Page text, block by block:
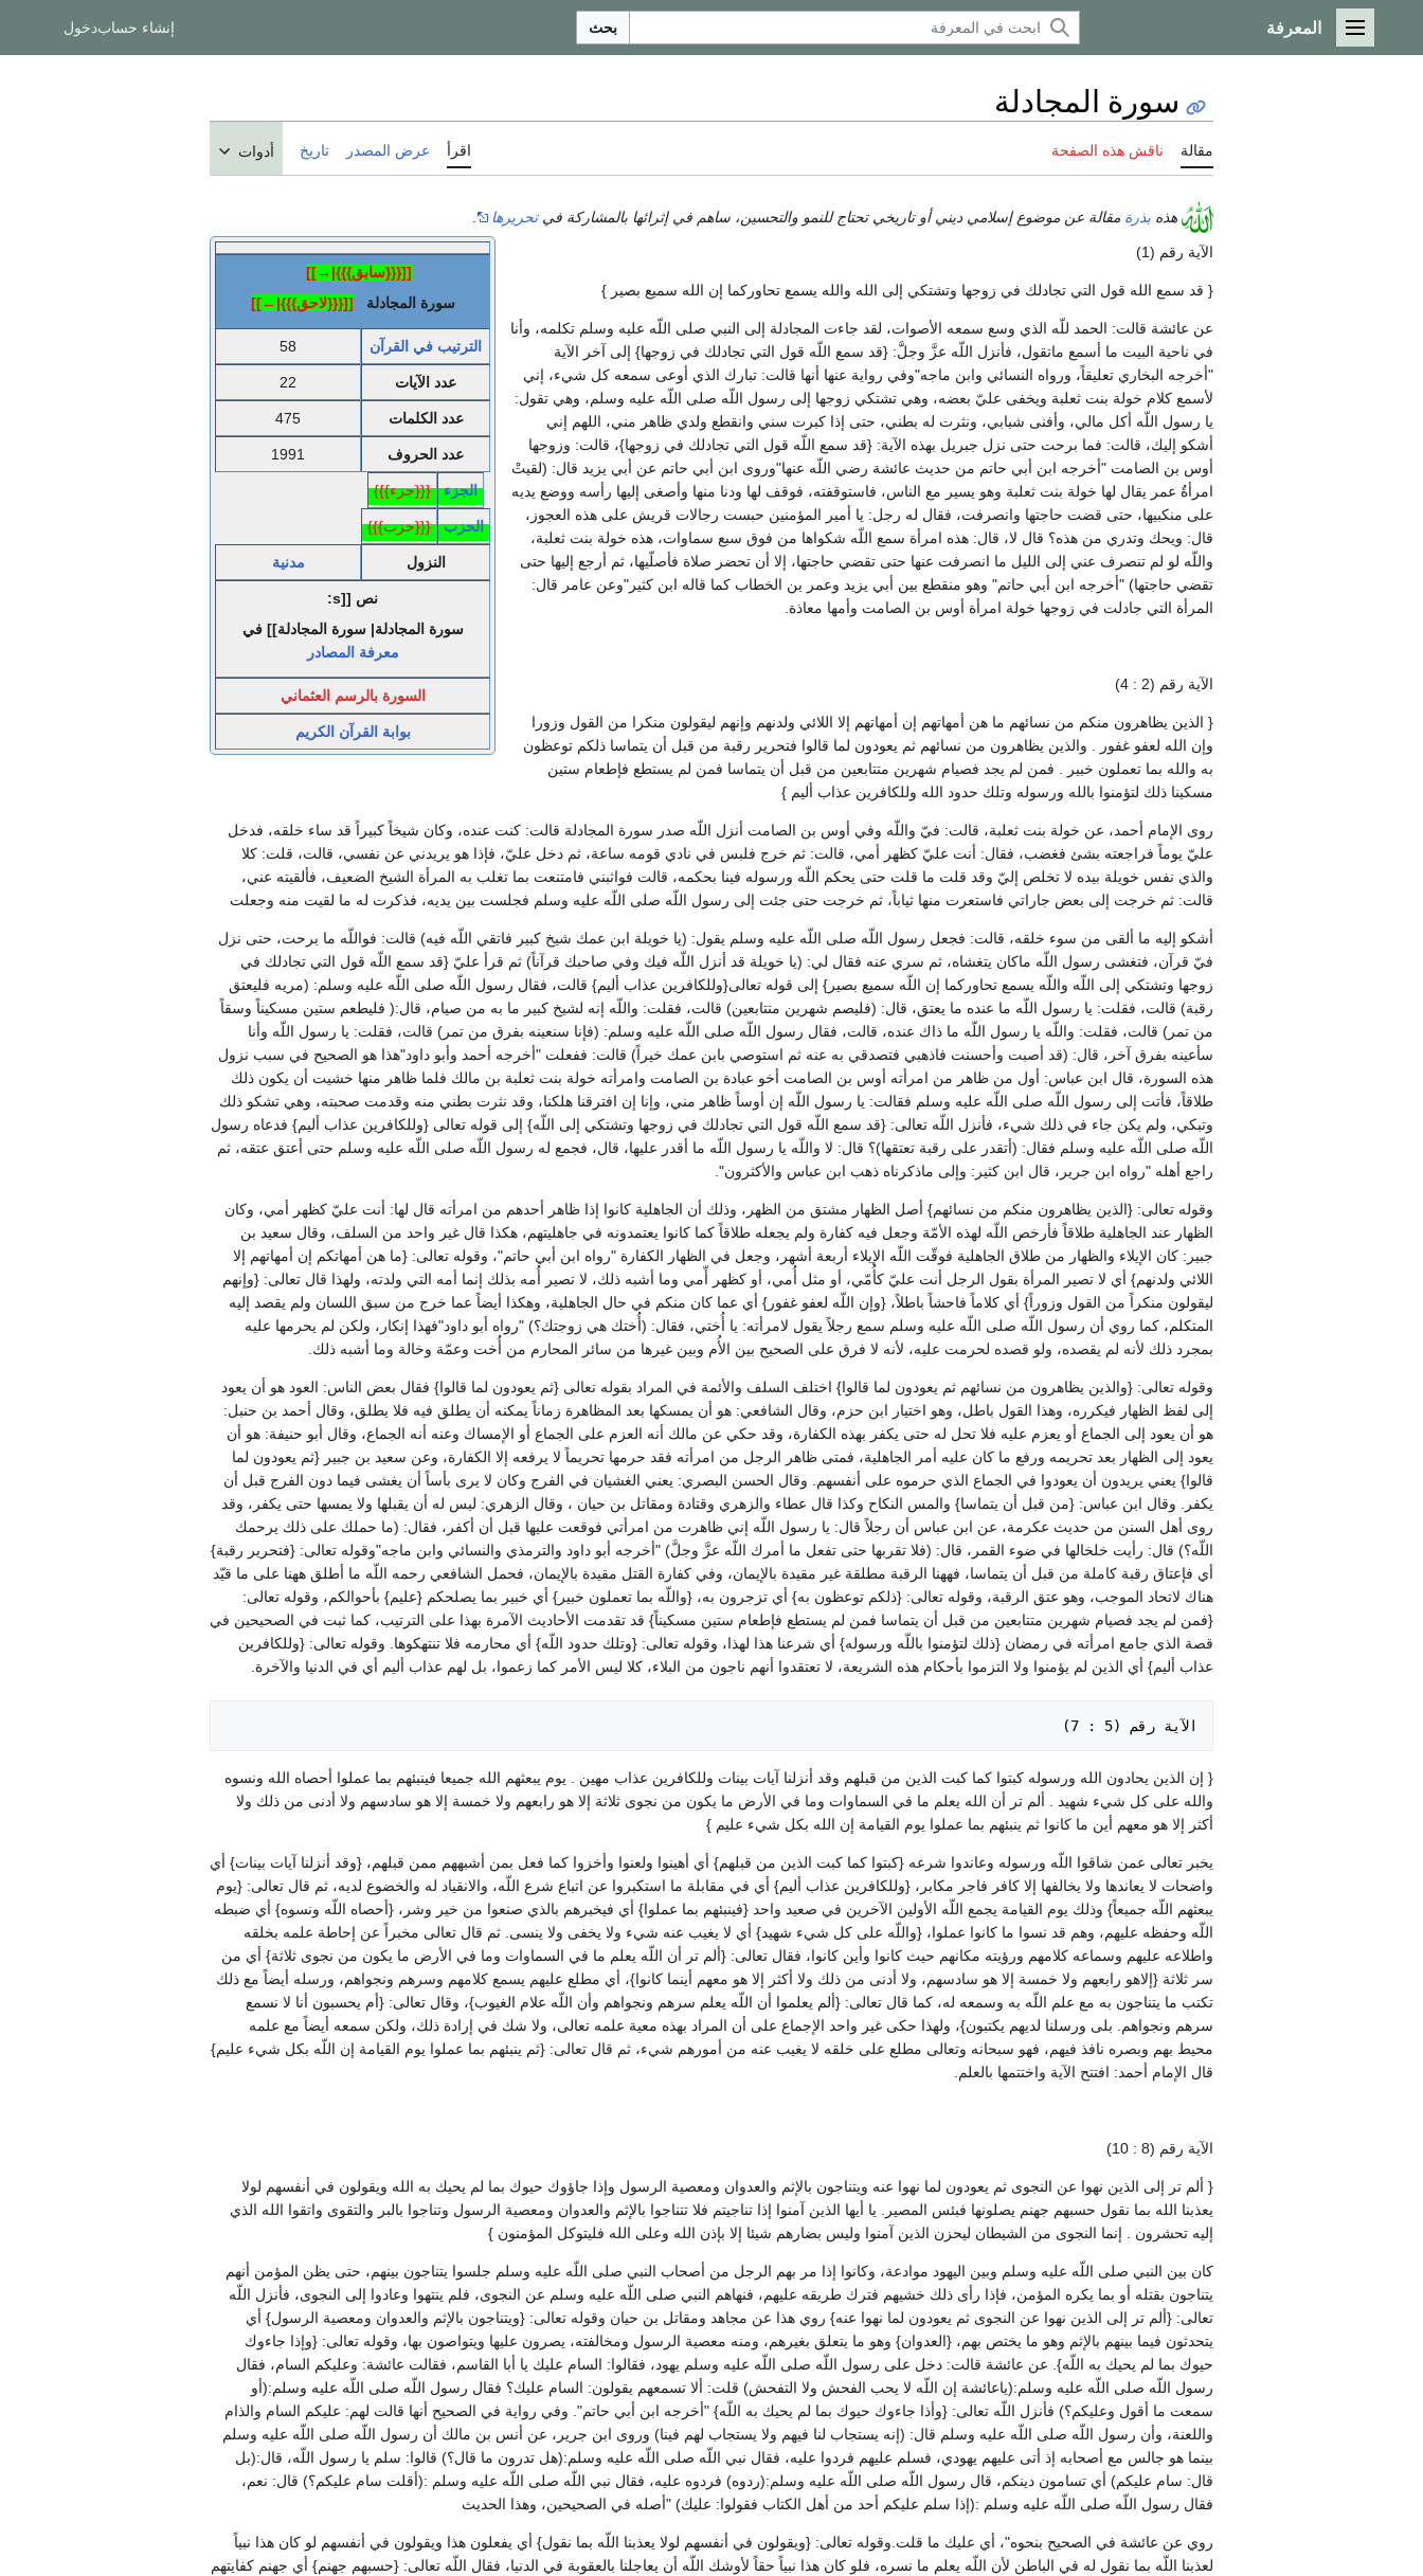
القائمة الرئيسية
المعرفة بحث إنشاء حسابدخول
سورة المجادلة
مقالة ناقش هذه الصفحة اقرأ عرض المصدر تاريخ أدوات
هذه بذرة مقالة عن موضوع إسلامي ديني أو تاريخي تحتاج للنمو والتحسين، ساهم في إثرائها بالمشاركة فيتحريرها
[[{{{سابق}}}|→]]
سورة المجادلة [[{{{لاحق}}}|←]]
الترتيب في القرآن 58
عدد الآيات 22
عدد الكلمات 475
عدد الحروف 1991
الجزء {{{جزء}}}
الحزب {{{حزب}}}
النزول مدنية
نص [[s:
سورة المجادلة| سورة المجادلة]] في
معرفة المصادر
السورة بالرسم العثماني
بوابة القرآن الكريم
الآية رقم ‏(‏1‏)‏
‏{‏ قد سمع الله قول التي تجادلك في زوجها وتشتكي إلى الله والله يسمع تحاوركما إن الله سميع بصير ‏}‏
عن عائشة قالت‏:‏ الحمد للّه الذي وسع سمعه الأصوات، لقد جاءت المجادلة إلى النبي صلى اللّه عليه وسلم تكلمه، وأنا
في ناحية البيت ما أسمع ماتقول، فأنزل اللّه عزَّ وجلَّ‏:‏ ‏{‏قد سمع اللّه قول التي تجادلك في زوجها‏}‏ إلى آخر الآية
‏"‏أخرجه البخاري تعليقاً، ورواه النسائي وابن ماجه‏"‏وفي رواية عنها أنها قالت‏:‏ تبارك الذي أوعى سمعه كل شيء، إني
لأسمع كلام خولة بنت ثعلبة ويخفى عليّ بعضه، وهي تشتكي زوجها إلى رسول اللّه صلى اللّه عليه وسلم، وهي تقول‏:‏
يا رسول اللّه أكل مالي، وأفنى شبابي، ونثرت له بطني، حتى إذا كبرت سني وانقطع ولدي ظاهر مني، اللهم إني
أشكو إليك، قالت‏:‏ فما برحت حتى نزل جبريل بهذه الآية‏:‏ ‏{‏قد سمع اللّه قول التي تجادلك في زوجها‏}‏، قالت‏:‏ وزوجها
أوس بن الصامت ‏"‏أخرجه ابن أبي حاتم من حديث عائشة رضي اللّه عنها‏"‏وروى ابن أبي حاتم عن أبي يزيد قال‏:‏ ‏(‏لقيتْ
امرأةٌ عمر يقال لها خولة بنت ثعلبة وهو يسير مع الناس، فاستوقفته، فوقف لها ودنا منها وأصغى إليها رأسه ووضع يديه
على منكبيها، حتى قضت حاجتها وانصرفت، فقال له رجل‏:‏ يا أمير المؤمنين حبست رجالات قريش على هذه العجوز،
قال‏:‏ ويحك وتدري من هذه‏؟‏ قال لا، قال‏:‏ هذه امرأة سمع اللّه شكواها من فوق سبع سماوات، هذه خولة بنت ثعلبة،
واللّه لو لم تنصرف عني إلى الليل ما انصرفت عنها حتى تقضي حاجتها، إلا أن تحضر صلاة فأصلّيها، ثم أرجع إليها حتى
تقضي حاجتها‏)‏ ‏"‏أخرجه ابن أبي حاتم‏"‏ وهو منقطع بين أبي يزيد وعمر بن الخطاب كما قاله ابن كثير‏"‏وعن عامر قال‏:‏
المرأة التي جادلت في زوجها خولة امرأة أوس بن الصامت وأمها معاذة‏.‏
الآية رقم ‏(‏2 ‏:‏ 4‏)‏
‏{‏ الذين يظاهرون منكم من نسائهم ما هن أمهاتهم إن أمهاتهم إلا اللائي ولدنهم وإنهم ليقولون منكرا من القول وزورا
وإن الله لعفو غفور ‏.‏ والذين يظاهرون من نسائهم ثم يعودون لما قالوا فتحرير رقبة من قبل أن يتماسا ذلكم توعظون
به والله بما تعملون خبير ‏.‏ فمن لم يجد فصيام شهرين متتابعين من قبل أن يتماسا فمن لم يستطع فإطعام ستين
مسكينا ذلك لتؤمنوا بالله ورسوله وتلك حدود الله وللكافرين عذاب أليم ‏}‏
روى الإمام أحمد، عن خولة بنت ثعلبة، قالت‏:‏ فيّ واللّه وفي أوس بن الصامت أنزل اللّه صدر سورة المجادلة قالت‏:‏ كنت عنده، وكان شيخاً كبيراً قد ساء خلقه، فدخل
عليّ يوماً فراجعته بشئ فغضب، فقال‏:‏ أنت عليّ كظهر أمي، قالت‏:‏ ثم خرج فلبس في نادي قومه ساعة، ثم دخل عليّ، فإذا هو يريدني عن نفسي، قالت، قلت‏:‏ كلا
والذي نفس خويلة بيده لا تخلص إليّ وقد قلت ما قلت حتى يحكم اللّه ورسوله فينا بحكمه، قالت فواثبني فامتنعت بما تغلب به المرأة الشيخ الضعيف، فألقيته عني،
قالت‏:‏ ثم خرجت إلى بعض جاراتي فاستعرت منها ثياباً، ثم خرجت حتى جئت إلى رسول اللّه صلى اللّه عليه وسلم فجلست بين يديه، فذكرت له ما لقيت منه وجعلت
أشكو إليه ما ألقى من سوء خلقه، قالت‏:‏ فجعل رسول اللّه صلى اللّه عليه وسلم يقول‏:‏ ‏(‏يا خويلة ابن عمك شيخ كبير فاتقي اللّه فيه‏)‏ قالت‏:‏ فواللّه ما برحت، حتى نزل
فيّ قرآن، فتغشى رسول اللّه ماكان يتغشاه، ثم سري عنه فقال لي‏:‏ ‏(‏يا خويلة قد أنزل اللّه فيك وفي صاحبك قرآناً‏)‏ ثم قرأ عليّ ‏{‏قد سمع اللّه قول التي تجادلك في
زوجها وتشتكي إلى اللّه واللّه يسمع تحاوركما إن اللّه سميع بصير‏}‏ إلى قوله تعالى‏{‏وللكافرين عذاب أليم‏}‏ قالت، فقال رسول اللّه صلى اللّه عليه وسلم‏:‏ ‏(‏مريه فليعتق
رقبة‏)‏ قالت، فقلت‏:‏ يا رسول اللّه ما عنده ما يعتق، قال‏:‏ ‏(‏فليصم شهرين متتابعين‏)‏ قالت، فقلت‏:‏ واللّه إنه لشيخ كبير ما به من صيام، قال‏:‏‏(‏ فليطعم ستين مسكيناً وسقاً
من تمر‏)‏ قالت، فقلت‏:‏ واللّه يا رسول اللّه ما ذاك عنده، قالت، فقال رسول اللّه صلى اللّه عليه وسلم‏:‏ ‏(‏فإنا سنعينه بفرق من تمر‏)‏ قالت، فقلت‏:‏ يا رسول اللّه وأنا
سأعينه بفرق آخر، قال‏:‏ ‏(‏قد أصبت وأحسنت فاذهبي فتصدقي به عنه ثم استوصي بابن عمك خيراً‏)‏ قالت‏:‏ ففعلت ‏"‏أخرجه أحمد وأبو داود‏"‏هذا هو الصحيح في سبب نزول
هذه السورة، قال ابن عباس‏:‏ أول من ظاهر من امرأته أوس بن الصامت أخو عبادة بن الصامت وامرأته خولة بنت ثعلبة بن مالك فلما ظاهر منها خشيت أن يكون ذلك
طلاقاً، فأتت إلى رسول اللّه صلى اللّه عليه وسلم فقالت‏:‏ يا رسول اللّه إن أوساً ظاهر مني، وإنا إن افترقنا هلكنا، وقد نثرت بطني منه وقدمت صحبته، وهي تشكو ذلك
وتبكي، ولم يكن جاء في ذلك شيء، فأنزل اللّه تعالى‏:‏ ‏{‏قد سمع اللّه قول التي تجادلك في زوجها وتشتكي إلى اللّه‏}‏ إلى قوله تعالى ‏{‏وللكافرين عذاب أليم‏}‏ فدعاه رسول
اللّه صلى اللّه عليه وسلم فقال‏:‏ ‏(‏أتقدر على رقبة تعتقها‏)‏‏؟‏ قال‏:‏ لا واللّه يا رسول اللّه ما أقدر عليها، قال، فجمع له رسول اللّه صلى اللّه عليه وسلم حتى أعتق عتقه، ثم
راجع أهله ‏"‏رواه ابن جرير، قال ابن كثير‏:‏ وإلى ماذكرناه ذهب ابن عباس والأكثرون‏"‏‏.‏
وقوله تعالى‏:‏ ‏{‏الذين يظاهرون منكم من نسائهم‏}‏ أصل الظهار مشتق من الظهر، وذلك أن الجاهلية كانوا إذا ظاهر أحدهم من امرأته قال لها‏:‏ أنت عليّ كظهر أمي، وكان
الظهار عند الجاهلية طلاقاً فأرخص اللّه لهذه الأمّة وجعل فيه كفارة ولم يجعله طلاقاً كما كانوا يعتمدونه في جاهليتهم، هكذا قال غير واحد من السلف، وقال سعيد بن
جبير‏:‏ كان الإيلاء والظهار من طلاق الجاهلية فوقّت اللّه الإيلاء أربعة أشهر، وجعل في الظهار الكفارة ‏"‏رواه ابن أبي حاتم‏"‏، وقوله تعالى‏:‏ ‏{‏ما هن أمهاتكم إن أمهاتهم إلا
اللائي ولدنهم‏}‏ أي لا تصير المرأة بقول الرجل أنت عليّ كأُمّي، أو مثل أُمي، أو كظهر أّمي وما أشبه ذلك، لا تصير أُمه بذلك إنما أمه التي ولدته، ولهذا قال تعالى‏:‏ ‏{‏وإنهم
ليقولون منكراً من القول وزوراً‏}‏ أي كلاماً فاحشاً باطلاً، ‏{‏وإن اللّه لعفو غفور‏}‏ أي عما كان منكم في حال الجاهلية، وهكذا أيضاً عما خرج من سبق اللسان ولم يقصد إليه
المتكلم، كما روي أن رسول اللّه صلى اللّه عليه وسلم سمع رجلاً يقول لامرأته‏:‏ يا أُختي، فقال‏:‏ ‏(‏أُختك هي زوجتك‏؟‏‏)‏ ‏"‏رواه أبو داود‏"‏فهذا إنكار، ولكن لم يحرمها عليه
بمجرد ذلك لأنه لم يقصده، ولو قصده لحرمت عليه، لأنه لا فرق على الصحيح بين الأُم وبين غيرها من سائر المحارم من أُخت وعمّة وخالة وما أشبه ذلك‏.‏
وقوله تعالى‏:‏ ‏{‏والذين يظاهرون من نسائهم ثم يعودون لما قالوا‏}‏ اختلف السلف والأئمة في المراد بقوله تعالى ‏{‏ثم يعودون لما قالوا‏}‏ فقال بعض الناس‏:‏ العود هو أن يعود
إلى لفظ الظهار فيكرره، وهذا القول باطل، وهو اختيار ابن حزم، وقال الشافعي‏:‏ هو أن يمسكها بعد المظاهرة زماناً يمكنه أن يطلق فيه فلا يطلق، وقال أحمد بن حنبل‏:‏
هو أن يعود إلى الجماع أو يعزم عليه فلا تحل له حتى يكفر بهذه الكفارة، وقد حكي عن مالك أنه العزم على الجماع أو الإمساك وعنه أنه الجماع، وقال أبو حنيفة‏:‏ هو أن
يعود إلى الظهار بعد تحريمه ورفع ما كان عليه أمر الجاهلية، فمتى ظاهر الرجل من امرأته فقد حرمها تحريماً لا يرفعه إلا الكفارة، وعن سعيد بن جبير ‏{‏ثم يعودون لما
قالوا‏}‏ يعني يريدون أن يعودوا في الجماع الذي حرموه على أنفسهم‏.‏ وقال الحسن البصري‏:‏ يعني الغشيان في الفرج وكان لا يرى بأساً أن يغشى فيما دون الفرج قبل أن
يكفر‏.‏ وقال ابن عباس‏:‏ ‏{‏من قبل أن يتماسا‏}‏ والمس النكاح وكذا قال عطاء والزهري وقتادة ومقاتل بن حيان ، وقال الزهري‏:‏ ليس له أن يقبلها ولا يمسها حتى يكفر، وقد
روى أهل السنن من حديث عكرمة، عن ابن عباس أن رجلاً قال‏:‏ يا رسول اللّه إني ظاهرت من امرأتي فوقعت عليها قبل أن أكفر، فقال‏:‏ ‏(‏ما حملك على ذلك يرحمك
اللّه‏؟‏‏)‏ قال‏:‏ رأيت خلخالها في ضوء القمر، قال‏:‏ ‏(‏فلا تقربها حتى تفعل ما أمرك اللّه عزَّ وجلَّ‏)‏ ‏"‏أخرجه أبو داود والترمذي والنسائي وابن ماجه‏"‏وقوله تعالى‏:‏ ‏{‏فتحرير رقبة‏}‏
أي فإعتاق رقبة كاملة من قبل أن يتماسا، فههنا الرقبة مطلقة غير مقيدة بالإيمان، وفي كفارة القتل مقيدة بالإيمان، فحمل الشافعي رحمه اللّه ما أطلق ههنا على ما قيّد
هناك لاتحاد الموجب، وهو عتق الرقبة، وقوله تعالى‏:‏ ‏{‏ذلكم توعظون به‏}‏ أي تزجرون به، ‏{‏واللّه بما تعملون خبير‏}‏ أي خبير بما يصلحكم ‏{‏عليم‏}‏ بأحوالكم، وقوله تعالى‏:‏
‏{‏فمن لم يجد فصيام شهرين متتابعين من قبل أن يتماسا فمن لم يستطع فإطعام ستين مسكيناً‏}‏ قد تقدمت الأحاديث الآمرة بهذا على الترتيب، كما ثبت في الصحيحين في
قصة الذي جامع امرأته في رمضان ‏{‏ذلك لتؤمنوا باللّه ورسوله‏}‏ أي شرعنا هذا لهذا، وقوله تعالى‏:‏ ‏{‏وتلك حدود اللّه‏}‏ أي محارمه فلا تنتهكوها‏.‏ وقوله تعالى‏:‏ ‏{‏وللكافرين
عذاب أليم‏}‏ أي الذين لم يؤمنوا ولا التزموا بأحكام هذه الشريعة، لا تعتقدوا أنهم ناجون من البلاء، كلا ليس الأمر كما زعموا، بل لهم عذاب أليم أي في الدنيا والآخرة‏.‏
الآية رقم ‏(‏5 ‏:‏ 7‏)‏
‏{‏ إن الذين يحادون الله ورسوله كبتوا كما كبت الذين من قبلهم وقد أنزلنا آيات بينات وللكافرين عذاب مهين ‏.‏ يوم يبعثهم الله جميعا فينبئهم بما عملوا أحصاه الله ونسوه
والله على كل شيء شهيد ‏.‏ ألم تر أن الله يعلم ما في السماوات وما في الأرض ما يكون من نجوى ثلاثة إلا هو رابعهم ولا خمسة إلا هو سادسهم ولا أدنى من ذلك ولا
أكثر إلا هو معهم أين ما كانوا ثم ينبئهم بما عملوا يوم القيامة إن الله بكل شيء عليم ‏}‏
يخبر تعالى عمن شاقوا اللّه ورسوله وعاندوا شرعه ‏{‏كبتوا كما كبت الذين من قبلهم‏}‏ أي أهينوا ولعنوا وأخزوا كما فعل بمن أشبههم ممن قبلهم، ‏{‏وقد أنزلنا آيات بينات‏}‏ أي
واضحات لا يعاندها ولا يخالفها إلا كافر فاجر مكابر، ‏{‏وللكافرين عذاب أليم‏}‏ أي في مقابلة ما استكبروا عن اتباع شرع اللّه، والانقياد له والخضوع لديه، ثم قال تعالى‏:‏ ‏{‏يوم
يبعثهم اللّه جميعاً‏}‏ وذلك يوم القيامة يجمع اللّه الأولين الآخرين في صعيد واحد ‏{‏فينبئهم بما عملوا‏}‏ أي فيخبرهم بالذي صنعوا من خير وشر، ‏{‏أحصاه اللّه ونسوه‏}‏ أي ضبطه
اللّه وحفظه عليهم، وهم قد نسوا ما كانوا عملوا، ‏{‏واللّه على كل شيء شهيد‏}‏ أي لا يغيب عنه شيء ولا يخفى ولا ينسى‏.‏ ثم قال تعالى مخبراً عن إحاطة علمه بخلقه
واطلاعه عليهم وسماعه كلامهم ورؤيته مكانهم حيث كانوا وأين كانوا، فقال تعالى‏:‏ ‏{‏ألم تر أن اللّه يعلم ما في السماوات وما في الأرض ما يكون من نجوى ثلاثة‏}‏ أي من
سر ثلاثة ‏{‏إلاهو رابعهم ولا خمسة إلا هو سادسهم، ولا أدنى من ذلك ولا أكثر إلا هو معهم أينما كانوا‏}‏، أي مطلع عليهم يسمع كلامهم وسرهم ونجواهم، ورسله أيضاً مع ذلك
تكتب ما يتناجون به مع علم اللّه به وسمعه له، كما قال تعالى‏:‏ ‏{‏ألم يعلموا أن اللّه يعلم سرهم ونجواهم وأن اللّه علام الغيوب‏}‏، وقال تعالى‏:‏ ‏{‏أم يحسبون أنا لا نسمع
سرهم ونجواهم‏.‏ بلى ورسلنا لديهم يكتبون‏}‏، ولهذا حكى غير واحد الإجماع على أن المراد بهذه معية علمه تعالى، ولا شك في إرادة ذلك، ولكن سمعه أيضاً مع علمه
محيط بهم وبصره نافذ فيهم، فهو سبحانه وتعالى مطلع على خلقه لا يغيب عنه من أمورهم شيء، ثم قال تعالى‏:‏ ‏{‏ثم ينبئهم بما عملوا يوم القيامة إن اللّه بكل شيء عليم‏}‏
قال الإمام أحمد‏:‏ افتتح الآية واختتمها بالعلم‏.‏
الآية رقم ‏(‏8 ‏:‏ 10‏)‏
‏{‏ ألم تر إلى الذين نهوا عن النجوى ثم يعودون لما نهوا عنه ويتناجون بالإثم والعدوان ومعصية الرسول وإذا جاؤوك حيوك بما لم يحيك به الله ويقولون في أنفسهم لولا
يعذبنا الله بما نقول حسبهم جهنم يصلونها فبئس المصير‏.‏ يا أيها الذين آمنوا إذا تناجيتم فلا تتناجوا بالإثم والعدوان ومعصية الرسول وتناجوا بالبر والتقوى واتقوا الله الذي
إليه تحشرون ‏.‏ إنما النجوى من الشيطان ليحزن الذين آمنوا وليس بضارهم شيئا إلا بإذن الله وعلى الله فليتوكل المؤمنون ‏}‏
كان بين النبي صلى اللّه عليه وسلم وبين اليهود موادعة، وكانوا إذا مر بهم الرجل من أصحاب النبي صلى اللّه عليه وسلم جلسوا يتناجون بينهم، حتى يظن المؤمن أنهم
يتناجون بقتله أو بما يكره المؤمن، فإذا رأى ذلك خشيهم فترك طريقه عليهم، فنهاهم النبي صلى اللّه عليه وسلم عن النجوى، فلم ينتهوا وعادوا إلى النجوى، فأنزل اللّه
تعالى‏:‏ ‏{‏ألم تر إلى الذين نهوا عن النجوى ثم يعودون لما نهوا عنه‏}‏ روي هذا عن مجاهد ومقاتل بن حيان وقوله تعالى‏:‏ ‏{‏ويتناجون بالإثم والعدوان ومعصية الرسول‏}‏ أي
يتحدثون فيما بينهم بالإثم وهو ما يختص بهم، ‏{‏العدوان‏}‏ وهو ما يتعلق بغيرهم، ومنه معصية الرسول ومخالفته، يصرون عليها ويتواصون بها، وقوله تعالى‏:‏ ‏{‏وإذا جاءوك
حيوك بما لم يحيك به اللّه‏}‏‏.‏ عن عائشة قالت‏:‏ دخل على رسول اللّه صلى اللّه عليه وسلم يهود، فقالوا‏:‏ السام عليك يا أبا القاسم، فقالت عائشة‏:‏ وعليكم السام، فقال
رسول اللّه صلى اللّه عليه وسلم‏:‏‏(‏ياعائشة إن اللّه لا يحب الفحش ولا التفحش‏)‏ قلت‏:‏ ألا تسمعهم يقولون‏:‏ السام عليك‏؟‏ فقال رسول اللّه صلى اللّه عليه وسلم‏:‏‏(‏أو
سمعت ما أقول وعليكم‏؟‏‏)‏ فأنزل اللّه تعالى‏:‏ ‏{‏وأذا جاءوك حيوك بما لم يحيك به اللّه‏}‏ ‏"‏أخرجه ابن أبي حاتم‏"‏‏.‏ وفي رواية في الصحيح أنها قالت لهم‏:‏ عليكم السام والذام
واللعنة، وأن رسول اللّه صلى اللّه عليه وسلم قال‏:‏ ‏(‏إنه يستجاب لنا فيهم ولا يستجاب لهم فينا‏)‏ وروى ابن جرير، عن أنس بن مالك أن رسول اللّه صلى اللّه عليه وسلم
بينما هو جالس مع أصحابه إذ أتى عليهم يهودي، فسلم عليهم فردوا عليه، فقال نبي اللّه صلى اللّه عليه وسلم‏:‏‏(‏هل تدرون ما قال‏؟‏‏)‏ قالوا‏:‏ سلم يا رسول اللّه، قال‏:‏‏(‏بل
قال‏:‏ سام عليكم‏)‏ أي تسامون دينكم، قال رسول اللّه صلى اللّه عليه وسلم‏:‏‏(‏ردوه‏)‏ فردوه عليه، فقال نبي اللّه صلى اللّه عليه وسلم ‏:‏‏(‏أقلت سام عليكم‏؟‏‏)‏ قال‏:‏ نعم،
فقال رسول اللّه صلى اللّه عليه وسلم ‏:‏‏(‏إذا سلم عليكم أحد من أهل الكتاب فقولوا‏:‏ عليك‏)‏ ‏"‏أصله في الصحيحين، وهذا الحديث
روي عن عائشة في الصحيح بنحوه‏"‏، أي عليك ما قلت‏.‏وقوله تعالى‏:‏ ‏{‏ويقولون في أنفسهم لولا يعذبنا اللّه بما نقول‏}‏ أي يفعلون هذا ويقولون في أنفسهم لو كان هذا نبياً
لعذبنا اللّه بما نقول له في الباطن لأن اللّه يعلم ما نسره، فلو كان هذا نبياً حقاً لأوشك اللّه أن يعاجلنا بالعقوبة في الدنيا، فقال اللّه تعالى‏:‏ ‏{‏حسبهم جهنم‏}‏ أي جهنم كفايتهم